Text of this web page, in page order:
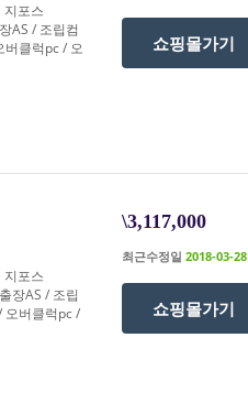
포스
AS / 조립컴
버클럭pc / 오
쇼핑몰가기
포스
장AS / 조립
오버클럭pc /
\3,117,000
최근수정일 2018-03-28
쇼핑몰가기